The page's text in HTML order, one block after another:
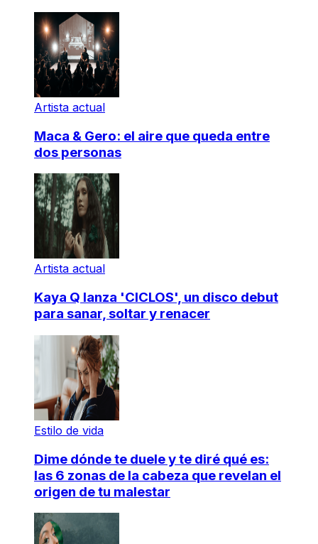
Artista actual
Maca & Gero: el aire que queda entre
dos personas
Artista actual
Kaya Q lanza 'CICLOS', un disco debut
para sanar, soltar y renacer
Estilo de vida
Dime dónde te duele y te diré qué es:
las 6 zonas de la cabeza que revelan el
origen de tu malestar